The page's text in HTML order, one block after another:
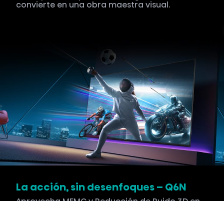
convierte en una obra maestra visual.
La acción, sin desenfoques – Q6N